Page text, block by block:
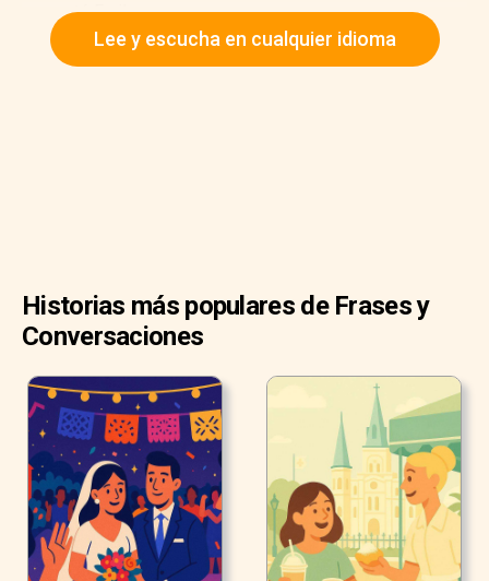
preguntó Emily.
“Vamos a visitar algunas atracciones como el Paseo de
Lee y escucha en cualquier idioma
Historias más populares de Frases y
Conversaciones